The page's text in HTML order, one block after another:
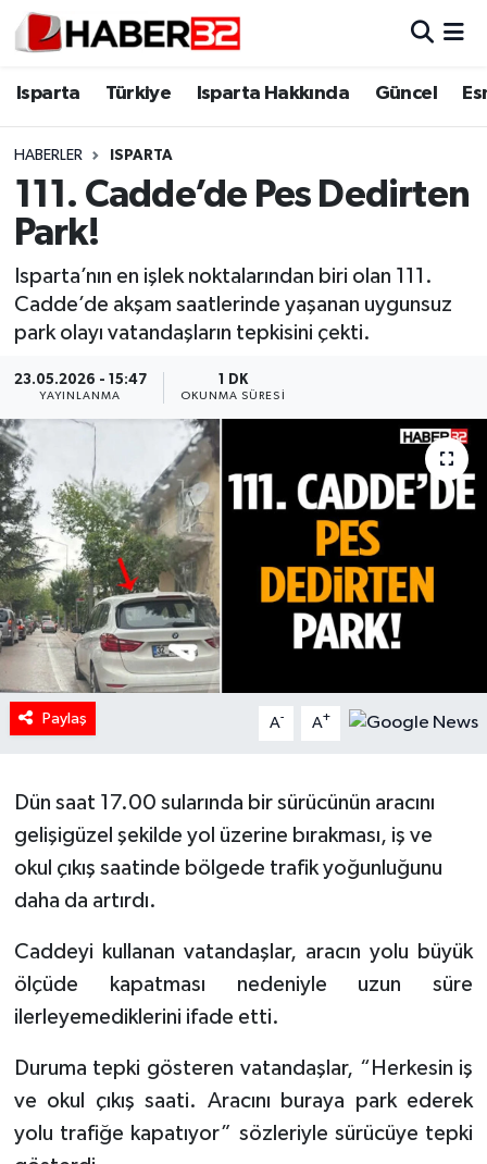
Isparta Türkiye Isparta Hakkında Güncel
HABERLER ISPARTA
111. Cadde’de Pes Dedirten
Park!
Isparta’nın en işlek noktalarından biri olan 111.
Cadde’de akşam saatlerinde yaşanan uygunsuz
park olayı vatandaşların tepkisini çekti.
23.05.2026 - 15:47
YAYINLANMA
1 DK
OKUNMA SÜRESI
Paylaş A- A+
Dün saat 17.00 sularında bir sürücünün aracını
gelişigüzel şekilde yol üzerine bırakması, iş ve
okul çıkış saatinde bölgede trafik yoğunluğunu
daha da artırdı.
Caddeyi kullanan vatandaşlar, aracın yolu büyük
ölçüde kapatması nedeniyle uzun süre
ilerleyemediklerini ifade etti.
Duruma tepki gösteren vatandaşlar, “Herkesin iş
ve okul çıkış saati. Aracını buraya park ederek
yolu trafiğe kapatıyor” sözleriyle sürücüye tepki
Isparta
Esnaf Diyor ki;
ASAYİŞ
BİLİM VE TEKNOLOJİ
GENEL
Güncel
HABERDE İNSAN
İlginç
KÜLTÜR SANAT
MAGAZİN
POLİTİKA
RESMİ İLANLAR
Tarihi Yapılarımız
Teknoloji
Türkiye
Isparta Nöbetçi Eczaneler
Isparta Trafik Yoğunluk Haritası
Süper Lig Puan Durumu ve Fikstür
Tüm Manşetler
Haber Arşivi